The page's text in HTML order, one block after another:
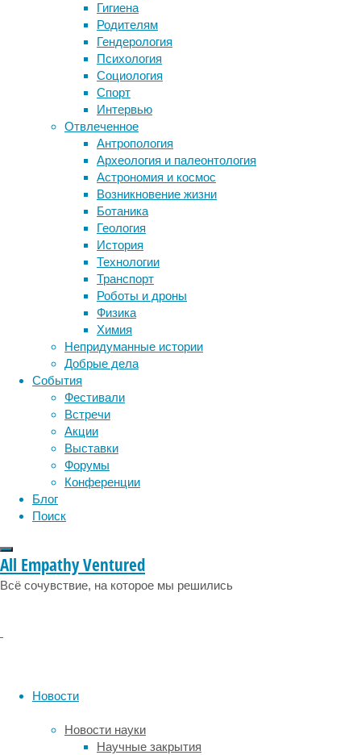
Гигиена
Родителям
Гендерология
Психология
Социология
Спорт
Интервью
Отвлеченное
Антропология
Археология и палеонтология
Астрономия и космос
Возникновение жизни
Ботаника
Геология
История
Технологии
Транспорт
Роботы и дроны
Физика
Химия
Непридуманные истории
Добрые дела
События
Фестивали
Встречи
Акции
Выставки
Форумы
Конференции
Блог
Поиск
All Empathy Ventured
Всё сочувствие, на которое мы решились
Новости
Новости науки
Научные закрытия
ложки,
котика
чего
угодно
попросить
сказать,
сколько
лежит
объектов,
задумываясь
ответим
«три».
То
же
самое
будет
и
с
четырьмя
четыре
объекта
наше
начинаются
пяти.
Для
Метки
ДНК бактерии биология
биотехнология вирусы
генетика дети
здоровье
инструменты и методы
исследования
лекарства медицина
мозг наука неврология
нейробиология
нейрофизиология
поведение
сон социальные проблемы
физиология
эмоции эпидемия